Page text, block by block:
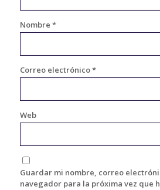
Nombre *
Correo electrónico*
Web
Guardar mi nombre, correo
navegador para la próxima vez que